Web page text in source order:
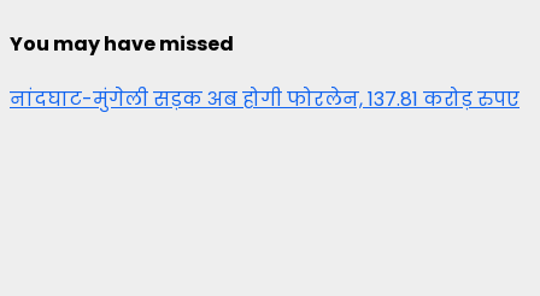
You may have missed
नांदघाट-मुंगेली सड़क अब होगी फोरलेन, 137.81 करोड़ रुपए